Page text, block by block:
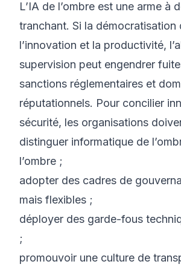
L’IA de l’ombre est une arme à
tranchant. Si la démocratisation
l’innovation et la productivité,
supervision peut engendrer
sanctions réglementaires et
réputationnels. Pour concilier
sécurité, les organisations
distinguer informatique de
l’ombre ;
adopter des cadres de
mais flexibles ;
déployer des garde-fous
;
promouvoir une culture de